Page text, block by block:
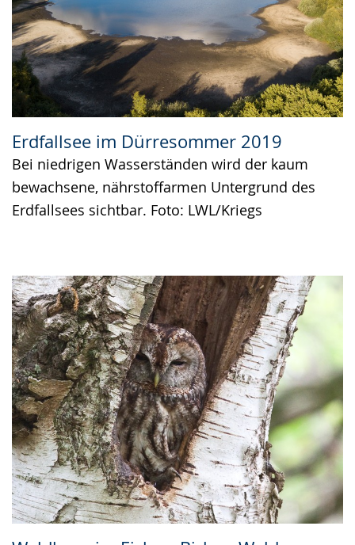
Erdfallsee im Dürresommer 2019
Bei niedrigen Wasserständen wird der kaum
bewachsene, nährstoffarmen Untergrund des
Erdfallsees sichtbar. Foto: LWL/Kriegs